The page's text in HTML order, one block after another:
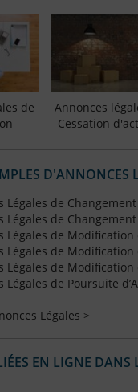
de
Annonces
Cessation
D'ANNONCES
Légales de
Légales de
Légales de
Légales de Modification
Légales de Modification
de Poursuite
Légales >
EN LIGNE DANS